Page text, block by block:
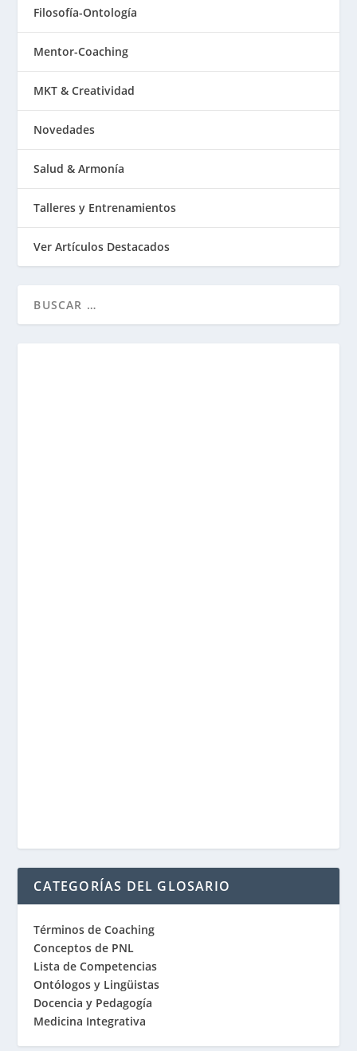
Filosofía-Ontología
Mentor-Coaching
MKT & Creatividad
Novedades
Salud & Armonía
Talleres y Entrenamientos
Ver Artículos Destacados
CATEGORÍAS DEL GLOSARIO
Términos de Coaching
Conceptos de PNL
Lista de Competencias
Ontólogos y Lingüistas
Docencia y Pedagogía
Medicina Integrativa